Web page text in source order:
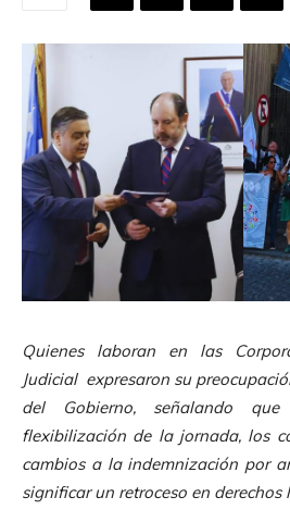
Quienes laboran en las
Judicial expresaron su
del Gobierno, señalando
flexibilización de la jornada, los
cambios a la indemnización por
significar un retroceso en